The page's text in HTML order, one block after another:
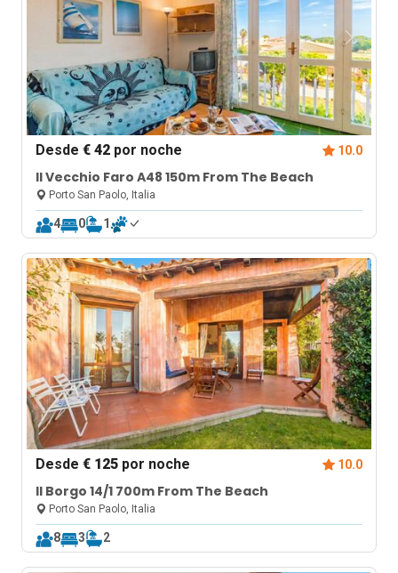
Desde€ 42 por noche 10.0
Il Vecchio Faro A48 150m From The Beach
Porto San Paolo, Italia
4 0 1
Desde€ 125 por noche 10.0
Il Borgo 14/1 700m From The Beach
Porto San Paolo, Italia
8 3 2